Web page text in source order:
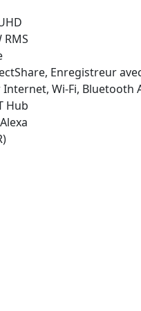
RMS
Enregistreur
Wi-Fi, Bluetooth
Hub